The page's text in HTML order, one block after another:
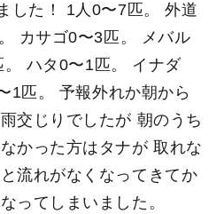
した！ 1人0〜7匹。 外道
カサゴ0〜3匹。 メバル
ハタ0〜1匹。 イナダ
1匹。 予報外れか朝から
交じりでしたが 朝のうち
かった方はタナが 取れな
流れがなくなってきてか
ってしまいました。